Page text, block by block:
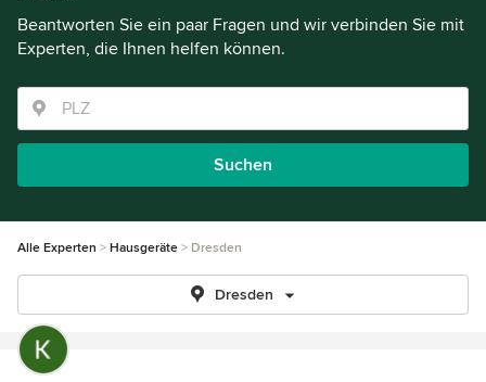
Beantworten Sie ein paar Fragen und wir verbinden Sie mit
Experten, die Ihnen helfen können.
Suchen
Alle Experten Hausgeräte Dresden
Dresden